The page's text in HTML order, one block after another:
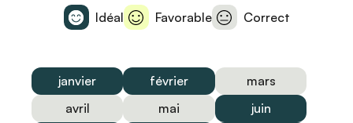
Idéal Favorable Correct
janvier février
mars
avril
mai
juin